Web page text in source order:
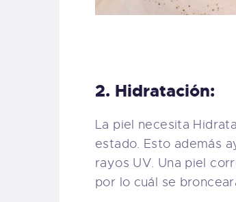
2. Hidratación:
La piel necesita
estado. Esto además
rayos UV. Una piel
por lo cuál se